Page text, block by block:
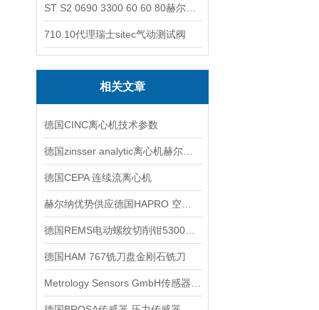
710.10代理瑞士sitec气动测试阀
相关文章
德国CINC离心机技术参数
德国CEPA 连续流离心机
德国HAM 767铣刀盘金刚石铣刀